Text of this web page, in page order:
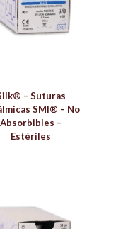
– Suturas
SMI® – No
Absorbibles –
Estériles